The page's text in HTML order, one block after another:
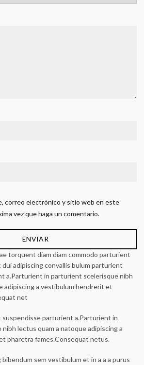
correo electrónico y sitio web en este
vez que haga un comentario.
torquent diam diam commodo parturient
adipiscing convallis bulum parturient
a.Parturient in parturient scelerisque nibh
adipiscing a vestibulum hendrerit et
net
parturient a.Parturient in
lectus quam a natoque adipiscing a
pharetra fames.Consequat netus.
sem vestibulum et in a a a purus